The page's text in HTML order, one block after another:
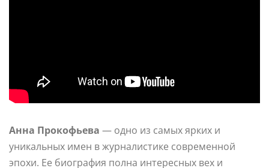
Анна Прокофьева — одно из самых ярких и
уникальных имен в журналистике современной
эпохи. Ее биография полна интересных вех и